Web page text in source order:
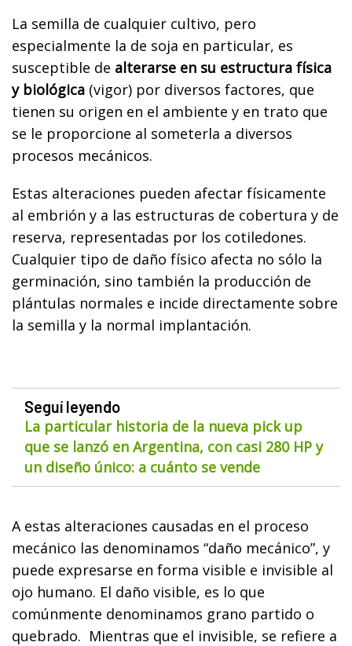
La semilla de cualquier cultivo, pero
especialmente la de soja en particular, es
susceptible de alterarse en su estructura física
y biológica (vigor) por diversos factores, que
tienen su origen en el ambiente y en trato que
se le proporcione al someterla a diversos
procesos mecánicos.
Estas alteraciones pueden afectar físicamente
al embrión y a las estructuras de cobertura y de
reserva, representadas por los cotiledones.
Cualquier tipo de daño físico afecta no sólo la
germinación, sino también la producción de
plántulas normales e incide directamente sobre
la semilla y la normal implantación.
Seguí leyendo
La particular historia de la nueva pick up
que se lanzó en Argentina, con casi 280 HP y
un diseño único: a cuánto se vende
A estas alteraciones causadas en el proceso
mecánico las denominamos “daño mecánico”, y
puede expresarse en forma visible e invisible al
ojo humano. El daño visible, es lo que
comúnmente denominamos grano partido o
quebrado. Mientras que el invisible, se refiere a